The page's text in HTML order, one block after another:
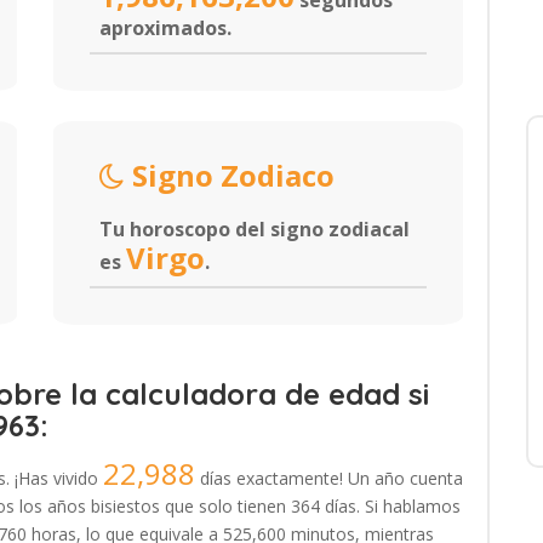
aproximados.
Signo Zodiaco
Tu horoscopo del signo zodiacal
esVirgo.
la calculadora de edad si
¡Has vivido 22,988 días exactamente! Un año cuenta
los años bisiestos que solo tienen 364 días. Si hablamos
horas, lo que equivale a 525,600 minutos, mientras